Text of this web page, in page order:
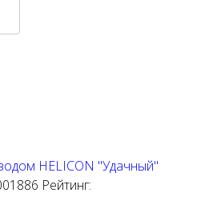
HELICON "Удачный"
Рейтинг: